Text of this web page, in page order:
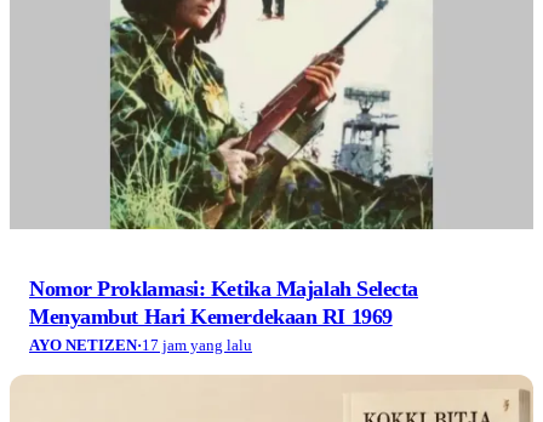
Nomor Proklamasi: Ketika Majalah Selecta
Menyambut Hari Kemerdekaan RI 1969
AYO NETIZEN·17 jam yang lalu